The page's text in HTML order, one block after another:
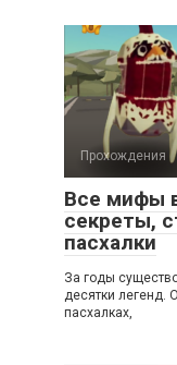
Прохождения
Все мифы
секреты,
пасхалки
За годы
десятки легенд.
пасхалках,